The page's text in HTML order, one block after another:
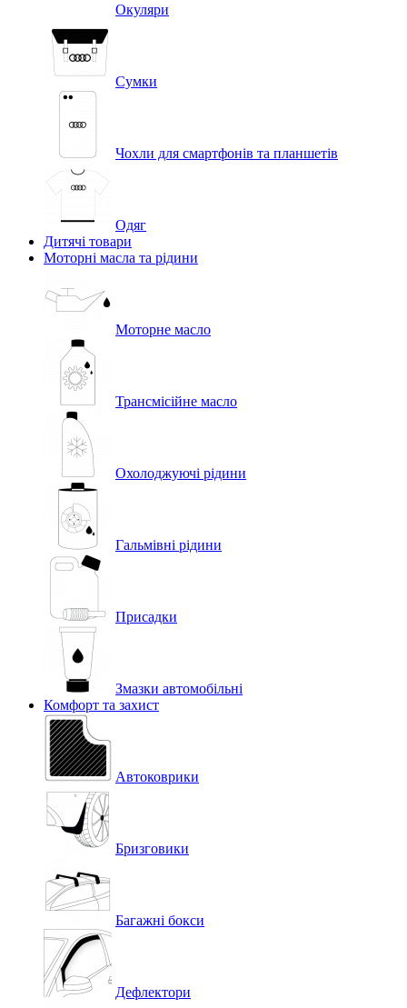
Окуляри
Сумки
Чохли для смартфонів та планшетів
Одяг
Дитячі товари
Моторні масла та рідини
Моторне масло
Трансмісійне масло
Охолоджуючі рідини
Гальмівні рідини
Присадки
Змазки автомобільні
Комфорт та захист
Автоковрики
Бризговики
Багажні бокси
Дефлектори